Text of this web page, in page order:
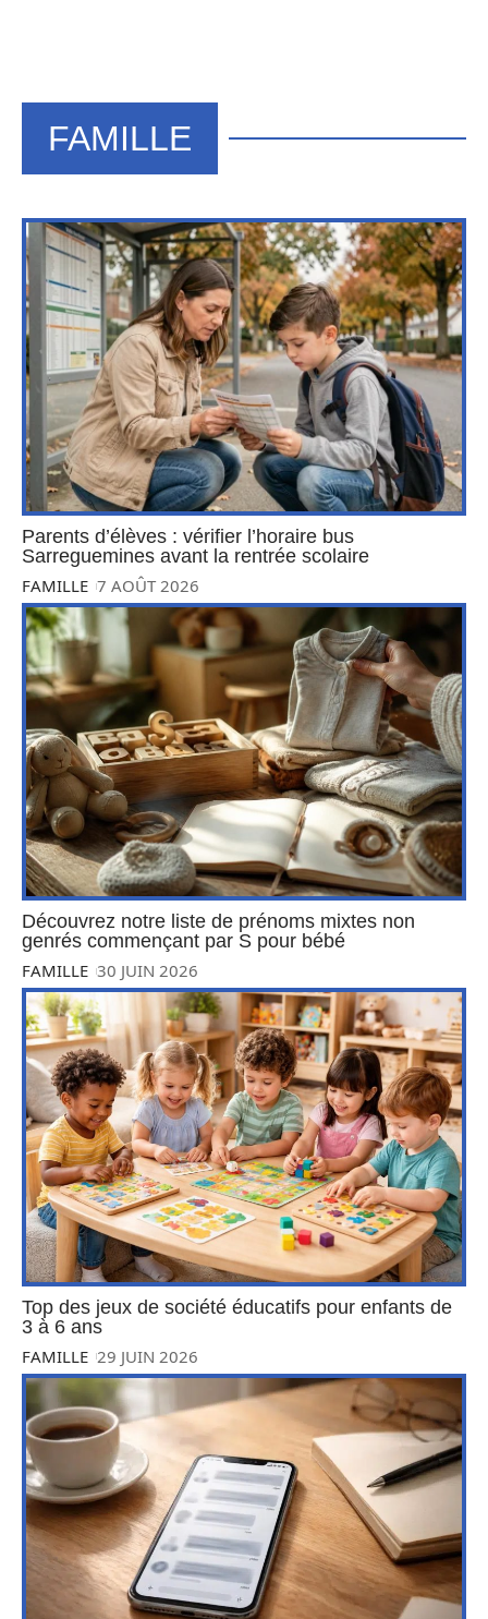
FAMILLE
Parents d’élèves : vérifier l’horaire bus
Sarreguemines avant la rentrée scolaire
FAMILLE 7 AOÛT 2026
Découvrez notre liste de prénoms mixtes non
genrés commençant par S pour bébé
FAMILLE 30 JUIN 2026
Top des jeux de société éducatifs pour enfants de
3 à 6 ans
FAMILLE 29 JUIN 2026